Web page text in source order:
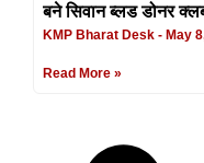
बने सिवान ब्लड डोनर
KMP Bharat Desk May
Read More »